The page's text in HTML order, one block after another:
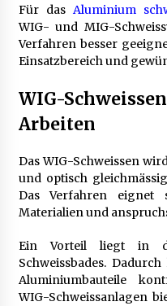
Für das Aluminium
WIG- und MIG-
Verfahren besser
Einsatzbereich und
WIG-
Arbeiten
Das WIG-Schweissen
und optisch
Das Verfahren eignet
Materialien und
Ein Vorteil liegt in
Schweissbades.
Aluminiumbauteile
WIG-Schweissanlagen